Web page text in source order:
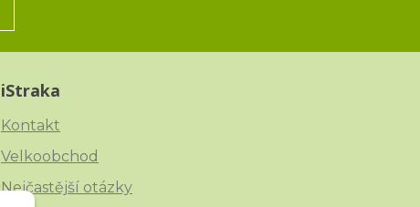
iStraka
Kontakt
Velkoobchod
Nejčastější otázky